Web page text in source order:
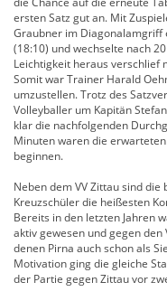
ersten Satz gut an. Mit
Graubner im Diagonalamgriff
(18:10) und wechselte nach
Leichtigkeit heraus verschlief
Somit war Trainer Harald
umzustellen. Trotz des
Volleyballer um Kapitän
klar die nachfolgenden
Minuten waren die
beginnen.
Neben dem VV Zittau sind
Kreuzschüler die heißesten
Bereits in den letzten Jahren
aktiv gewesen und gegen den
denen Pirna auch schon als
Motivation ging die gleiche
der Partie gegen Zittau vor